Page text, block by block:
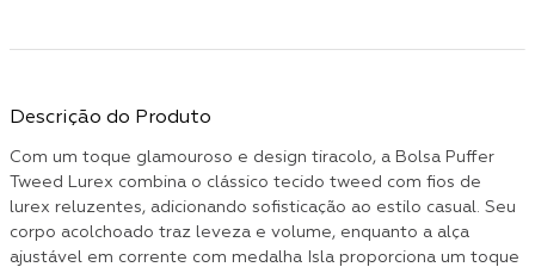
Descrição do Produto
Com um toque glamouroso e design tiracolo, a Bolsa Puffer
Tweed Lurex combina o clássico tecido tweed com fios de
lurex reluzentes, adicionando sofisticação ao estilo casual. Seu
corpo acolchoado traz leveza e volume, enquanto a alça
ajustável em corrente com medalha Isla proporciona um toque